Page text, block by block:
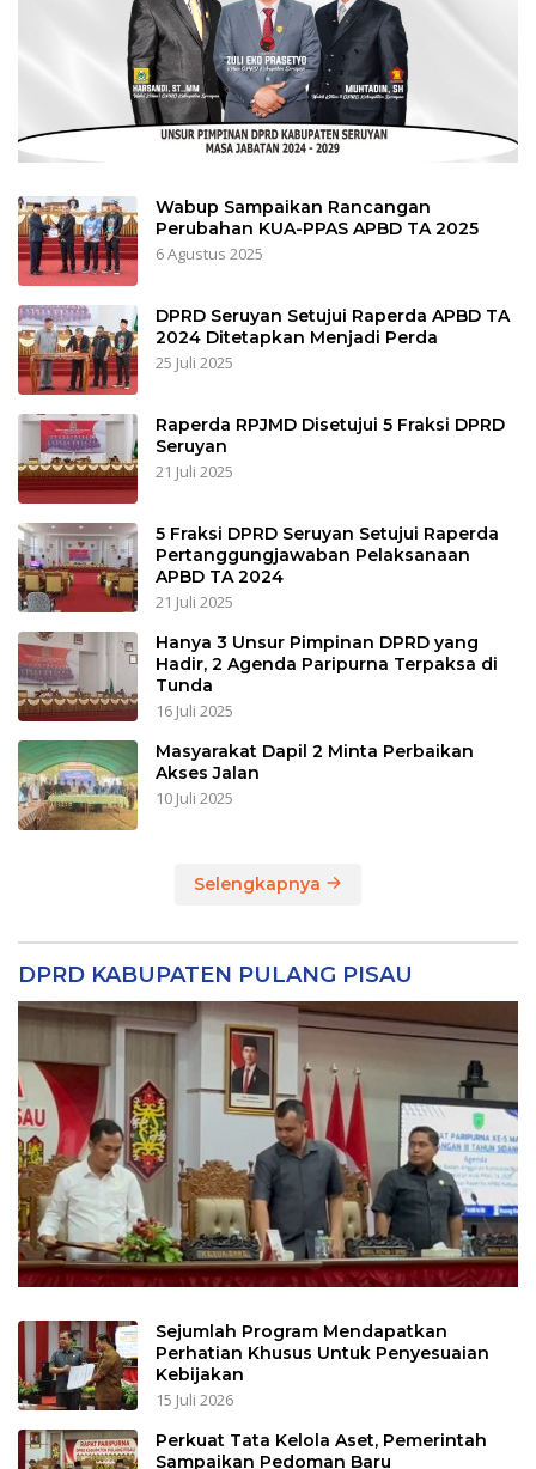
Wabup Sampaikan Rancangan
Perubahan KUA-PPAS APBD TA 2025
6 Agustus 2025
DPRD Seruyan Setujui Raperda APBD TA
2024 Ditetapkan Menjadi Perda
25 Juli 2025
Raperda RPJMD Disetujui 5 Fraksi DPRD
Seruyan
21 Juli 2025
5 Fraksi DPRD Seruyan Setujui Raperda
Pertanggungjawaban Pelaksanaan
APBD TA 2024
21 Juli 2025
Hanya 3 Unsur Pimpinan DPRD yang
Hadir, 2 Agenda Paripurna Terpaksa di
Tunda
16 Juli 2025
Masyarakat Dapil 2 Minta Perbaikan
Akses Jalan
10 Juli 2025
Selengkapnya
DPRD KABUPATEN PULANG PISAU
Sejumlah Program Mendapatkan
Perhatian Khusus Untuk Penyesuaian
Kebijakan
15 Juli 2026
Perkuat Tata Kelola Aset, Pemerintah
Sampaikan Pedoman Baru